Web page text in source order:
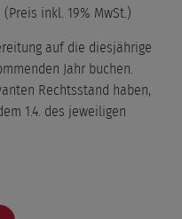
inkl. 19% MwSt.)
auf die diesjährige
Jahr buchen.
Rechtsstand haben,
1.4. des jeweiligen